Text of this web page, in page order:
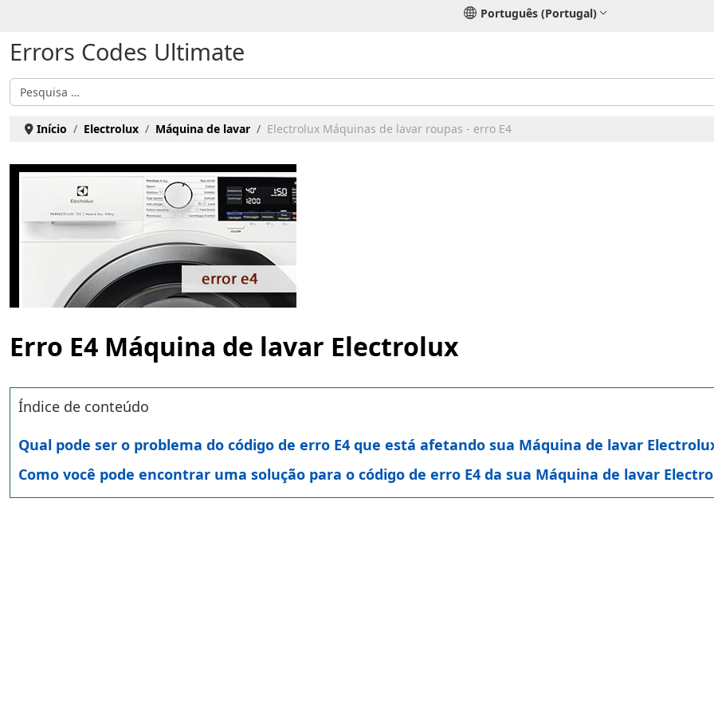
Português (Portugal)
Errors Codes Ultimate
Pesquisar
Início Electrolux Máquina de lavar Electrolux Máquinas de lavar roupas - erro E4
Erro E4 Máquina de lavar Electrolux
Índice de conteúdo
Qual pode ser o problema do código de erro E4 que está afetando sua Máquina de lavar
Como você pode encontrar uma solução para o código de erro E4 da sua Máquina de lavar